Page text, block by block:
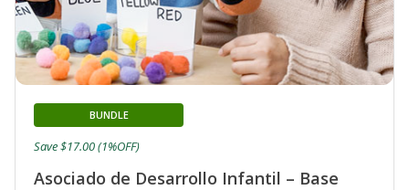
Asociado de Desarrollo Infantil – Base
BUNDLE
Save $17.00 (1%OFF)